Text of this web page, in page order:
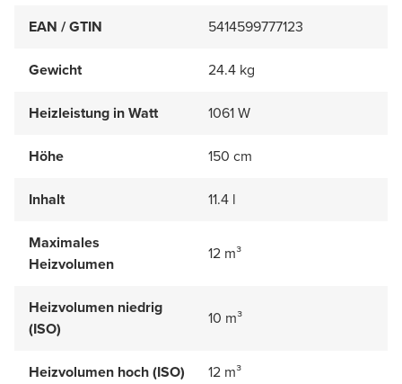
EAN / GTIN 5414599777123
Gewicht 24.4 kg
Heizleistung in Watt 1061 W
Höhe 150 cm
Inhalt 11.4 l
Maximales
Heizvolumen
12 m³
Heizvolumen niedrig
(ISO)
10 m³
Heizvolumen hoch (ISO)
12 m³